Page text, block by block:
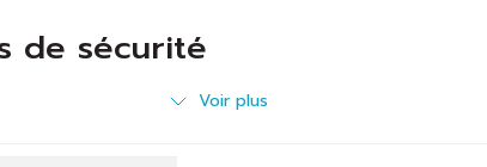
de sécurité
vacances, le port d'un casque est obligatoire ! Afin
Voir plus